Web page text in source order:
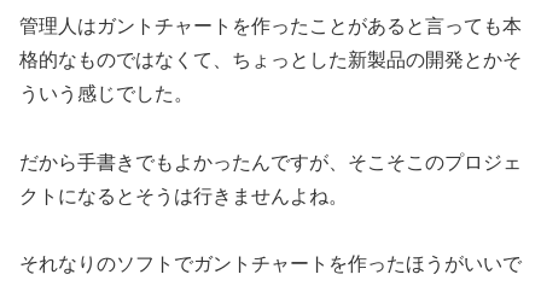
管理人はガントチャートを作ったことがあると言っても本
格的なものではなくて、ちょっとした新製品の開発とかそ
ういう感じでした。
だから手書きでもよかったんですが、そこそこのプロジェ
クトになるとそうは行きませんよね。
それなりのソフトでガントチャートを作ったほうがいいで